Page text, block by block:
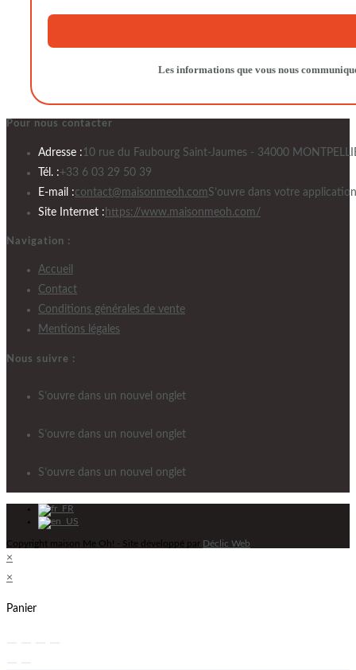
Les informations que vous nous
Pour nous contacter
Adresse : 10 rue du Faubourg Saint-Jaumes - 34000
Tél. :+33 6 03 29 50 39
E-mail :contact@maisonmeoh.comS’ouvre dans votre application
Site Internet : https://www.maisonmeoh.com/
Navigation :
Accueil
Contact
Conditions générales de vente
Mentions légales
Nous suivre :
S’ouvre dans un nouvel onglet
S’ouvre dans un nouvel onglet
S’ouvre dans un nouvel onglet
Copyright maison Me Oh! - Site développé par Déclic Web
×
×
Panier